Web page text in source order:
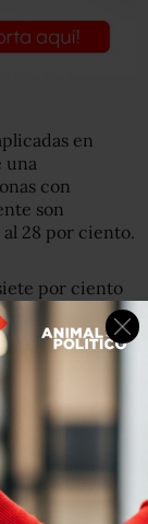
en
una
con
son
al 28 por ciento.
por ciento
preliminares
entre las
ha
mejores
que se ha
de segunda
la